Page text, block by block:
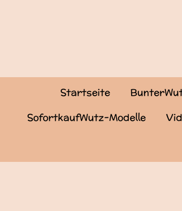
Startseite
SofortkaufWutz-Modelle